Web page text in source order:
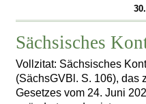
Sächsisches
Vollzitat: Sächsisches
(SächsGVBl. S. 106), das
Gesetzes vom 24. Juni